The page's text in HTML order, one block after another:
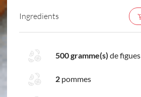
Ingredients
500 gramme(s) de figues
2 pommes